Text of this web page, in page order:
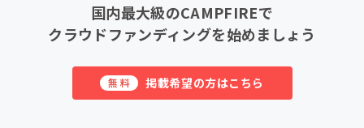
国内最大級のCAMPFIREで
クラウドファンディングを始めましょう
無料 掲載希望の方はこちら